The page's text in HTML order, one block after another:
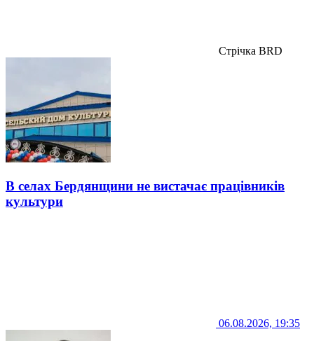
Стрічка BRD
В селах Бердянщини не вистачає працівників
культури
06.08.2026, 19:35